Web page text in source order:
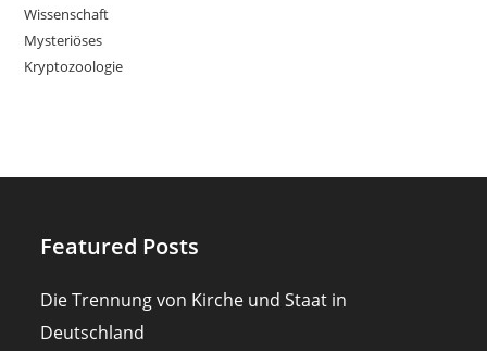
Wissenschaft
Mysteriöses
Kryptozoologie
Featured Posts
Die Trennung von Kirche und Staat in
Deutschland